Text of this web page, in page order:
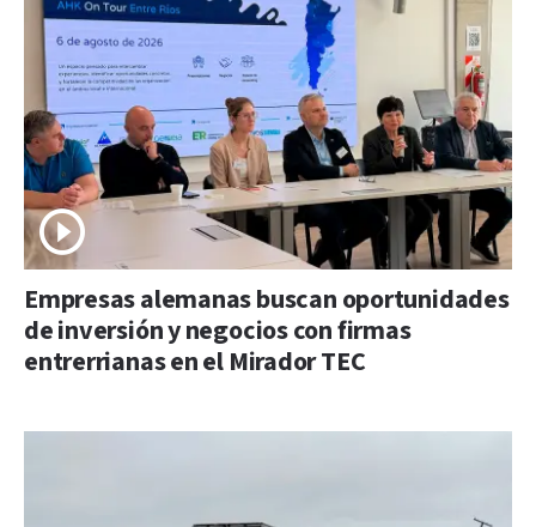
Empresas alemanas buscan oportunidades
de inversión y negocios con firmas
entrerrianas en el Mirador TEC